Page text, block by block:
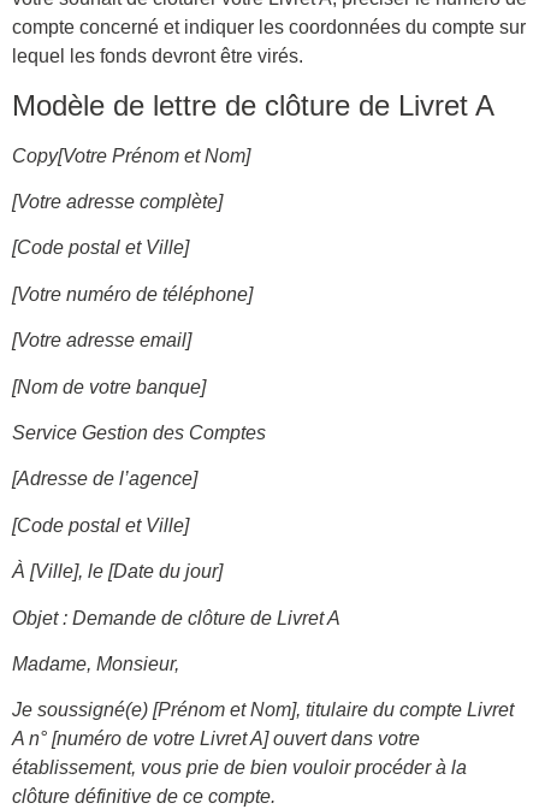
compte concerné et indiquer les coordonnées du compte sur
lequel les fonds devront être virés.
Modèle de lettre de clôture de Livret A
Copy[Votre Prénom et Nom]
[Votre adresse complète]
[Code postal et Ville]
[Votre numéro de téléphone]
[Votre adresse email]
[Nom de votre banque]
Service Gestion des Comptes
[Adresse de l’agence]
[Code postal et Ville]
À [Ville], le [Date du jour]
Objet : Demande de clôture de Livret A
Madame, Monsieur,
Je soussigné(e) [Prénom et Nom], titulaire du compte Livret
A n° [numéro de votre Livret A] ouvert dans votre
établissement, vous prie de bien vouloir procéder à la
clôture définitive de ce compte.